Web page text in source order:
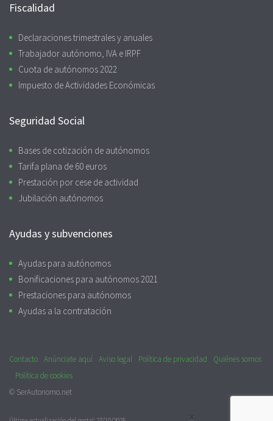
×
Fiscalidad
Declaraciones trimestrales y anuales
Trabajador autónomo, IVA e IRPF
Cuota de autónomos 2022
Impuesto de Actividades Económicas
Seguridad Social
Bases de cotización de autónomos
Tarifa plana de 60 euros
Prestación por cese de actividad
Jubilación autónomos
Ayudas y subvenciones
Ayudas para autónomos
Bonificaciones para autónomos 2021
Prestaciones para autónomos
Ayudas a la contratación
Contacto Anúnciate aquí Aviso legal Política de privacidad
Quiénes somos
Política de cookies
© SerAutonomo.net